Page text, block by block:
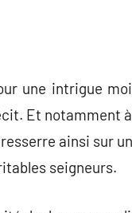
une intrigue
Et notamment
ainsi sur
seigneurs.